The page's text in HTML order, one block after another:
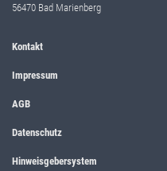
56470 Bad Marienberg
Kontakt
Impressum
AGB
Datenschutz
Hinweisgebersystem